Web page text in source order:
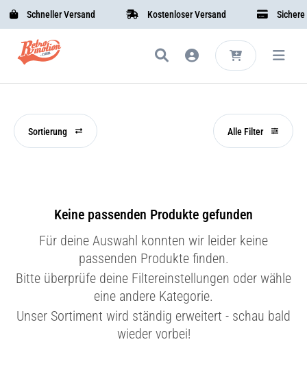
Schneller Versand Kostenloser Versand Sichere
Sortierung Alle Filter
Keine passenden Produkte gefunden
Für deine Auswahl konnten wir leider keine
passenden Produkte finden.
Bitte überprüfe deine Filtereinstellungen oder wähle
eine andere Kategorie.
Unser Sortiment wird ständig erweitert - schau bald
wieder vorbei!